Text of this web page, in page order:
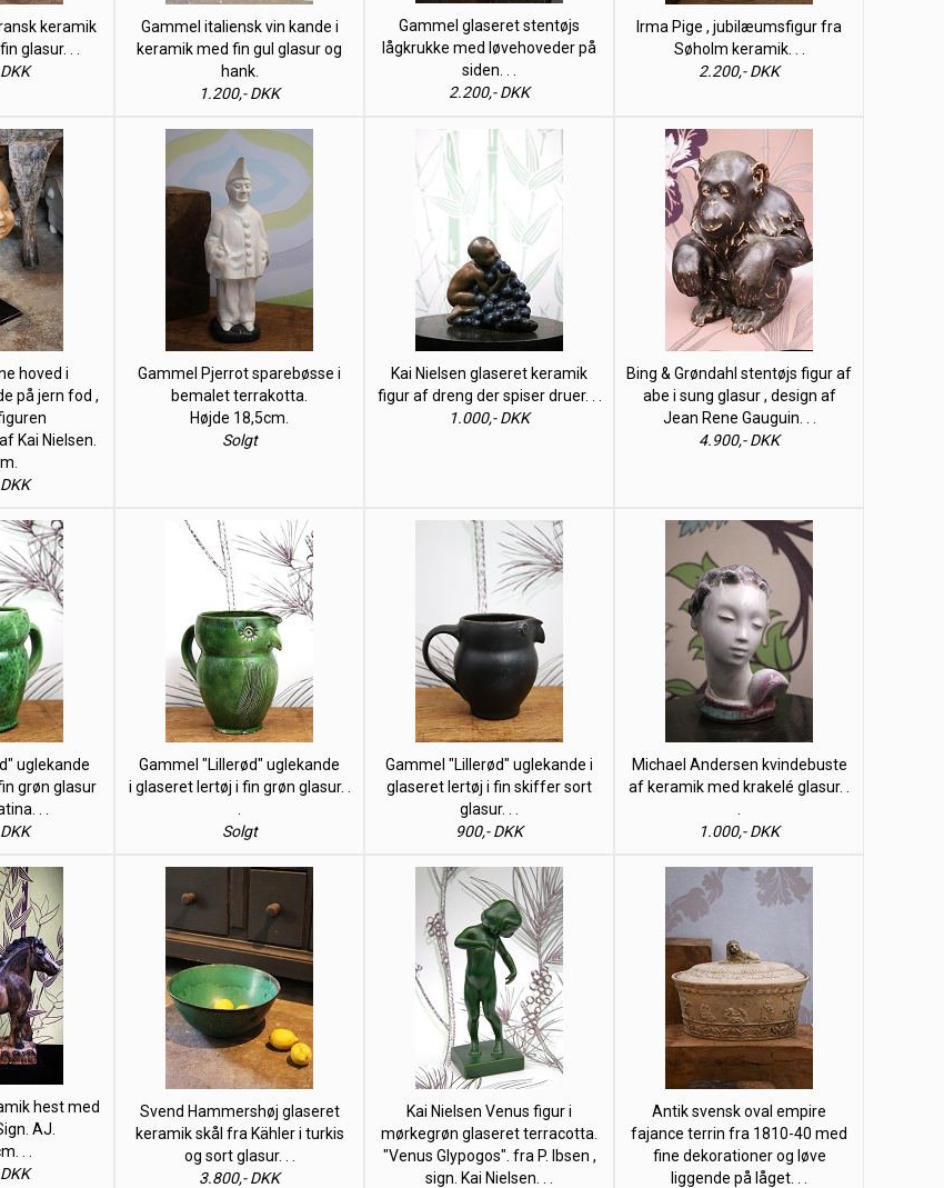
keramik
glasur. . .
Gammel italiensk vin kande i
keramik med fin gul glasur og
hank.
1.200,- DKK
Gammel glaseret stentøjs
lågkrukke med løvehoveder på
siden. . .
2.200,- DKK
Irma Pige , jubilæumsfigur fra
Søholm keramik. . .
2.200,- DKK
hoved i
på jern fod ,
Kai Nielsen.
Gammel Pjerrot sparebøsse i
bemalet terrakotta.
Højde 18,5cm.
Solgt
Kai Nielsen glaseret keramik
figur af dreng der spiser druer. . .
1.000,- DKK
Bing & Grøndahl stentøjs figur af
abe i sung glasur , design af
Jean Rene Gauguin. . .
4.900,- DKK
uglekande
grøn glasur
. .
Gammel "Lillerød" uglekande
i glaseret lertøj i fin grøn glasur. .
Solgt
Gammel "Lillerød" uglekande i
glaseret lertøj i fin skiffer sort
glasur. . .
900,- DKK
Michael Andersen kvindebuste
af keramik med krakelé glasur. .
1.000,- DKK
hest med
AJ.
. .
Svend Hammershøj glaseret
keramik skål fra Kähler i turkis
og sort glasur. . .
3.800,- DKK
Kai Nielsen Venus figur i
mørkegrøn glaseret terracotta.
"Venus Glypogos". fra P. Ibsen ,
sign. Kai Nielsen. . .
Antik svensk oval empire
fajance terrin fra 1810-40 med
fine dekorationer og løve
liggende på låget. . .